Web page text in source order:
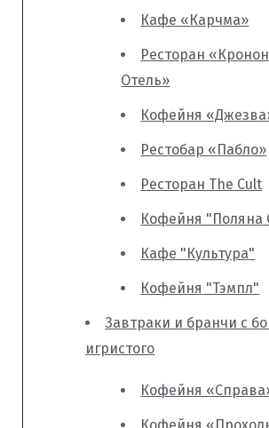
Кафе «Карчма»
Ресторан
Отель»
Кофейня
Рестобар «Пабло»
Ресторан The Cult
Кофейня "Поляна
Кафе "Культура"
Кофейня "Тэмпл"
Завтраки и бранчи с
игристого
Кофейня